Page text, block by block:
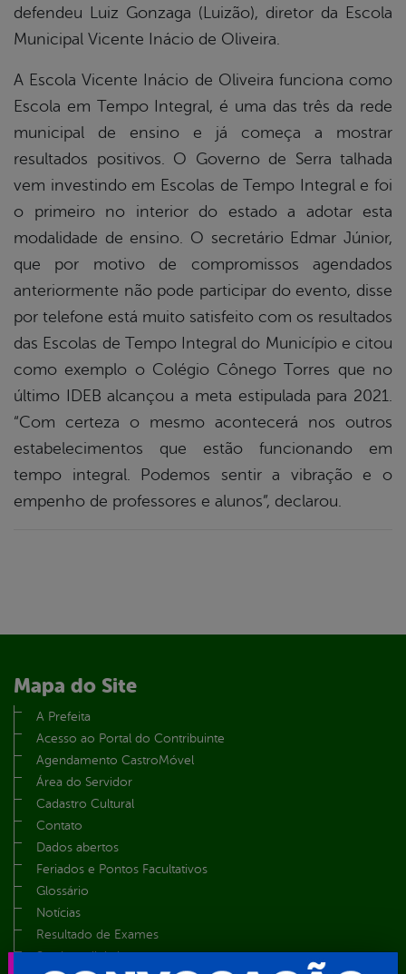
defendeu Luiz Gonzaga (Luizão), diretor da Escola
Municipal Vicente Inácio de Oliveira.
A Escola Vicente Inácio de Oliveira funciona como
Escola em Tempo Integral, é uma das três da rede
municipal de ensino e já começa a mostrar
resultados positivos. O Governo de Serra talhada
vem investindo em Escolas de Tempo Integral e foi
o primeiro no interior do estado a adotar esta
modalidade de ensino. O secretário Edmar Júnior,
que por motivo de compromissos agendados
anteriormente não pode participar do evento, disse
por telefone está muito satisfeito com os resultados
das Escolas de Tempo Integral do Município e citou
como exemplo o Colégio Cônego Torres que no
último IDEB alcançou a meta estipulada para 2021.
“Com certeza o mesmo acontecerá nos outros
estabelecimentos que estão funcionando em
tempo integral. Podemos sentir a vibração e o
empenho de professores e alunos”, declarou.
Mapa do Site
A Prefeita
Acesso ao Portal do Contribuinte
Agendamento CastroMóvel
Área do Servidor
Cadastro Cultural
Contato
Dados abertos
Feriados e Pontos Facultativos
Glossário
Notícias
Resultado de Exames
Serviços digitais